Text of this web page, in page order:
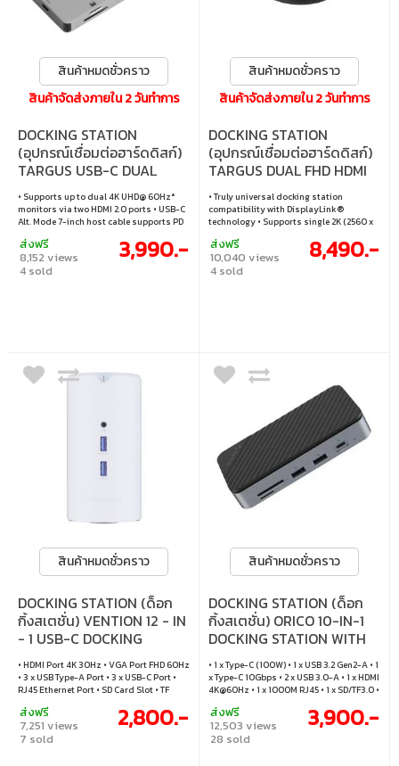
สินค้าหมดชั่วคราว
สินค้าจัดส่งภายใน 2 วันทำการ
DOCKING STATION
(อุปกรณ์เชื่อมต่อฮาร์ดดิสก์)
TARGUS USB-C DUAL
HDMI 4K DOCKING
STATION WITH 100W PD
PASS-THRU USB-C ALT-
MODE (DOCK423AP)
• Supports up to dual 4K UHD@ 60Hz*
monitors via two HDMI 2.0 ports • USB-C
Alt. Mode 7-inch host cable supports PD
100W*** • 2 USB 3.2 Gen 1 Type-A ports (1
fast charging)**** • 1 SD and 1 Micro SD
slots supporting Secure Digital v3.0
ส่งฟรี
8,152 views
4 sold
3,990.-
สินค้าหมดชั่วคราว
สินค้าจัดส่งภายใน 2 วันทำการ
DOCKING STATION
(อุปกรณ์เชื่อมต่อฮาร์ดดิสก์)
TARGUS DUAL FHD HDMI
DISPLAY LINK TRAVAL
DOCK USB-C DISPLAYLINK
(DOCK116GLZ)
• Truly universal docking station
compatibility with DisplayLink®
technology • Supports single 2K (2560 x
@60Hz) video via HDMI 1.4b • 1 USB-C®
(power in only) port supports PD Pass-
Thru with Fast Role Swap* up to 80W** •
Integrated lock slot accommodates
standard security locks to safeguard
equipment • Windows®, macOS®,
Chrome OS™, Android®, Ubuntu™ • TAA
Compliant docking station * Requires
compatible PD 3.0 host ** USB-C PD
power adapter is not included
ส่งฟรี
10,040 views
4 sold
8,490.-
สินค้าหมดชั่วคราว
DOCKING STATION (ด็อก
กิ้งสเตชั่น) VENTION 12 - IN
- 1 USB-C DOCKING
STATION TYPE-C (WHITE)
(TPHWC-EU)
• HDMI Port 4K 30Hz • VGA Port FHD 60Hz
• 3 x USB Type-A Port • 3 x USB-C Port •
RJ45 Ethernet Port • SD Card Slot • TF
ส่งฟรี
7,251 views
7 sold
2,800.-
สินค้าหมดชั่วคราว
DOCKING STATION (ด็อก
กิ้งสเตชั่น) ORICO 10-IN-1
DOCKING STATION WITH
M.2 SSD ENCLOSURE
(DPM2P9-V1-BK-BP)
• 1 x Type-C (100W) • 1 x USB 3.2 Gen2-A • 1
x Type-C 10Gbps • 2 x USB 3.0-A • 1 x HDMI
4K@60Hz • 1 x 1000M RJ45 • 1 x SD/TF3.0 •
(Additional PD power supply)
ส่งฟรี
12,503 views
28 sold
3,900.-